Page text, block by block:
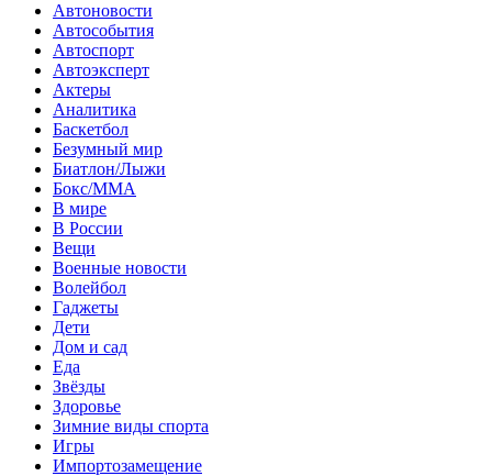
Автоновости
Автособытия
Автоспорт
Автоэксперт
Актеры
Аналитика
Баскетбол
Безумный мир
Биатлон/Лыжи
Бокс/MMA
В мире
В России
Вещи
Военные новости
Волейбол
Гаджеты
Дети
Дом и сад
Еда
Звёзды
Здоровье
Зимние виды спорта
Игры
Импортозамещение